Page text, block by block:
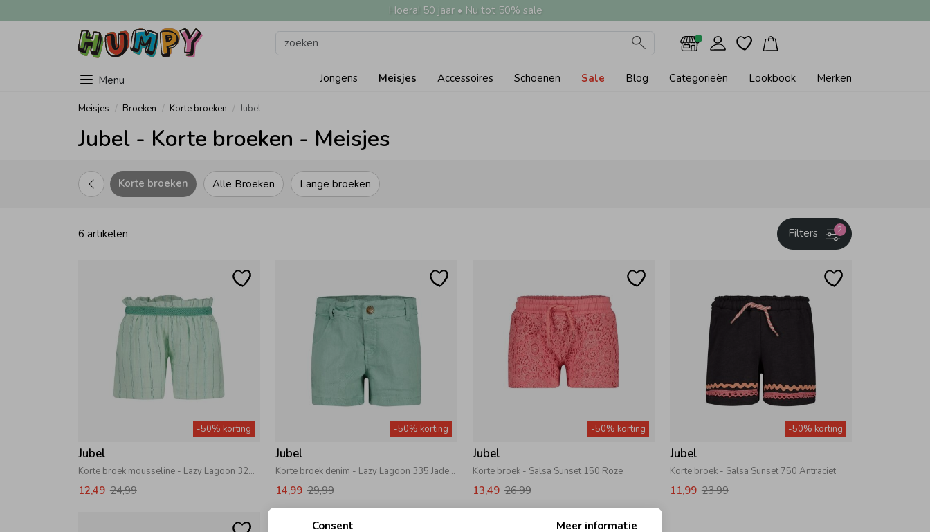
Hoera! 50 jaar • Nu tot 50% sale
Menu Jongens Meisjes Accessoires Schoenen Sale Blog Categorieën Lookbook Merken
Meisjes Broeken Korte broeken Jubel
Jubel - Korte broeken - Meisjes
Alle Broeken
Korte broeken Lange broeken
6 artikelen 2
Filters
-50% korting
Jubel
Korte broek mousseline - Lazy Lagoon 320 Mint
12,49 24,99
-50% korting
Jubel
Korte broek denim - Lazy Lagoon 335 Jade Groen
14,99 29,99
-50% korting
Jubel
Korte broek - Salsa Sunset 150 Roze
13,49 26,99
-50% korting
Jubel
Korte broek - Salsa Sunset 750 Antraciet
11,99 23,99
Consent Meer informatie